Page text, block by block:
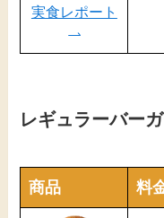
実食レポート
レギュラーバー
商品 料